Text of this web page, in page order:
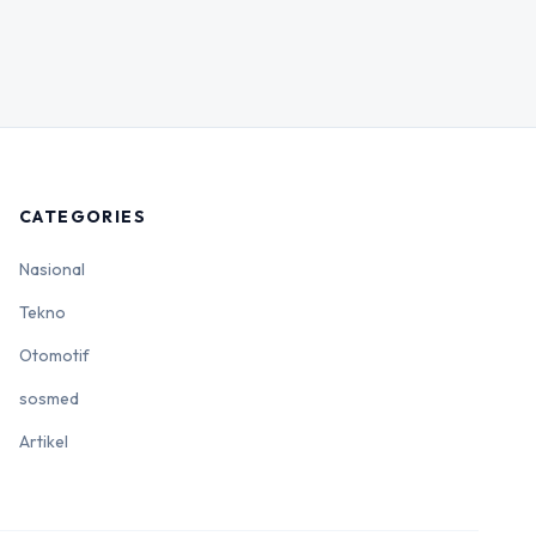
CATEGORIES
Nasional
Tekno
Otomotif
sosmed
Artikel